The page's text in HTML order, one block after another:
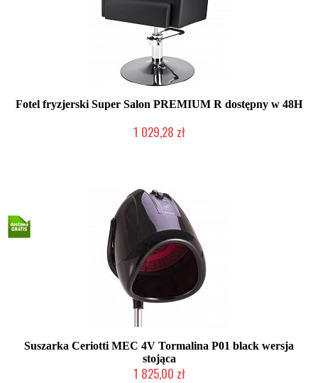
Fotel fryzjerski Super Salon PREMIUM R dostępny w 48H
1 029,28 zł
Suszarka Ceriotti MEC 4V Tormalina P01 black wersja
stojąca
1 825,00 zł